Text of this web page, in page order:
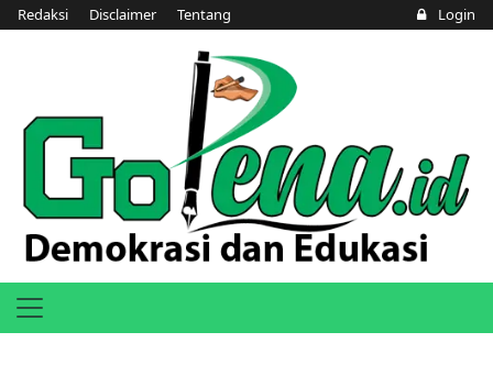
Redaksi Disclaimer Tentang Login